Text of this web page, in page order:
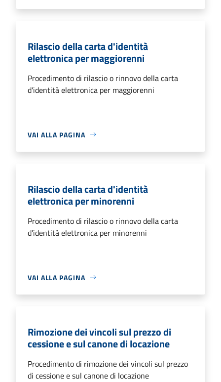
Rilascio della carta d'identità
elettronica per maggiorenni
Procedimento di rilascio o rinnovo della carta
d'identità elettronica per maggiorenni
VAI ALLA PAGINA
Rilascio della carta d'identità
elettronica per minorenni
Procedimento di rilascio o rinnovo della carta
d'identità elettronica per minorenni
VAI ALLA PAGINA
Rimozione dei vincoli sul prezzo di
cessione e sul canone di locazione
Procedimento di rimozione dei vincoli sul prezzo
di cessione e sul canone di locazione